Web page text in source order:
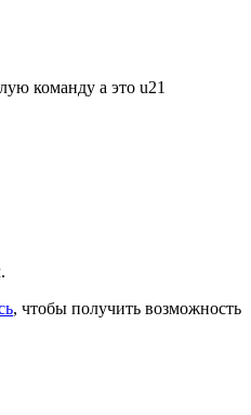
команду а это u21
, чтобы получить возможность